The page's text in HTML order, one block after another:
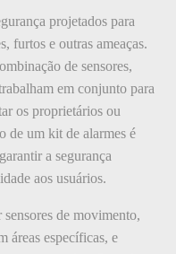
projetados para
furtos e outras ameaças.
de sensores,
em conjunto para
os proprietários ou
de um kit de alarmes é
a segurança
aos usuários.
de movimento,
áreas específicas, e